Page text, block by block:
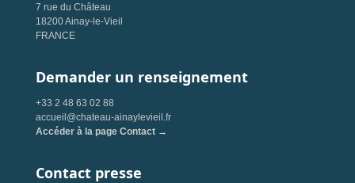
7 rue du Château
18200 Ainay-le-Vieil
FRANCE
Demander un renseignement
+33 2 48 63 02 88
accueil@chateau-ainaylevieil.fr
Accéder à la page Contact →
Contact presse